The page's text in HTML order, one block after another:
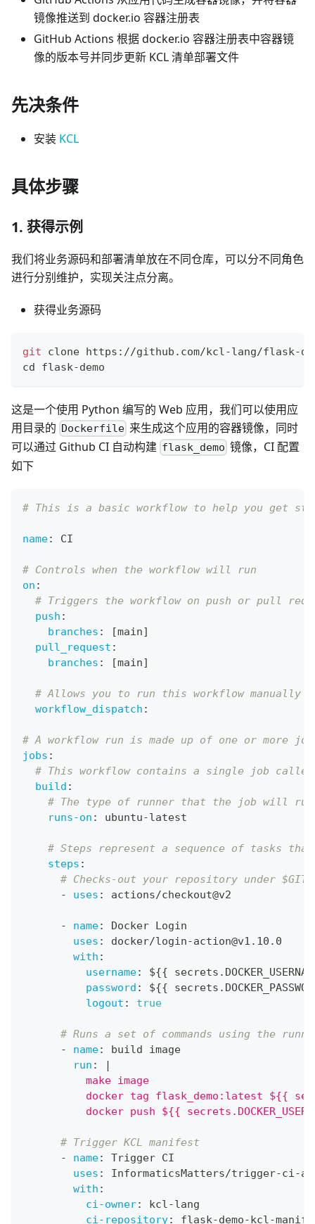
镜像推送到 docker.io 容器注册表
GitHub Actions 根据 docker.io 容器注册表中容器镜
像的版本号并同步更新 KCL 清单部署文件
先决条件
安装 KCL
具体步骤
1. 获得示例
我们将业务源码和部署清单放在不同仓库，可以分不同角色
进行分别维护，实现关注点分离。
获得业务源码
git clone https://github.com/kcl-lang/flask-
cd flask-demo
这是一个使用 Python 编写的 Web 应用，我们可以使用应
用目录的 Dockerfile 来生成这个应用的容器镜像，同时
可以通过 Github CI 自动构建 flask_demo 镜像，CI 配置
如下
# This is a basic workflow to help you get
name: CI
# Controls when the workflow will run
on :
# Triggers the workflow on push or pull
push :
branches : [main]
pull_request :
branches : [main]
# Allows you to run this workflow manually
workflow_dispatch :
# A workflow run is made up of one or more
jobs :
# This workflow contains a single job
build :
# The type of runner that the job will run
runs-on : ubuntu-latest
# Steps represent a sequence of tasks
steps :
# Checks-out your repository under
-
uses : actions/checkout@v2
- name:
Docker Login
uses : docker/login-action@v1.10.0
with :
username: ${{
password : ${{
logout : true
# Runs a set of commands using the
-
name:
build image
run :
|
          make image
docker tag flask_demo:latest ${{
docker push ${{
# Trigger KCL manifest
-
name:
Trigger CI
uses : InformaticsMatters/trigger-ci-
with :
ci-owner: kcl-lang
ci-repository: flask-demo-kcl-